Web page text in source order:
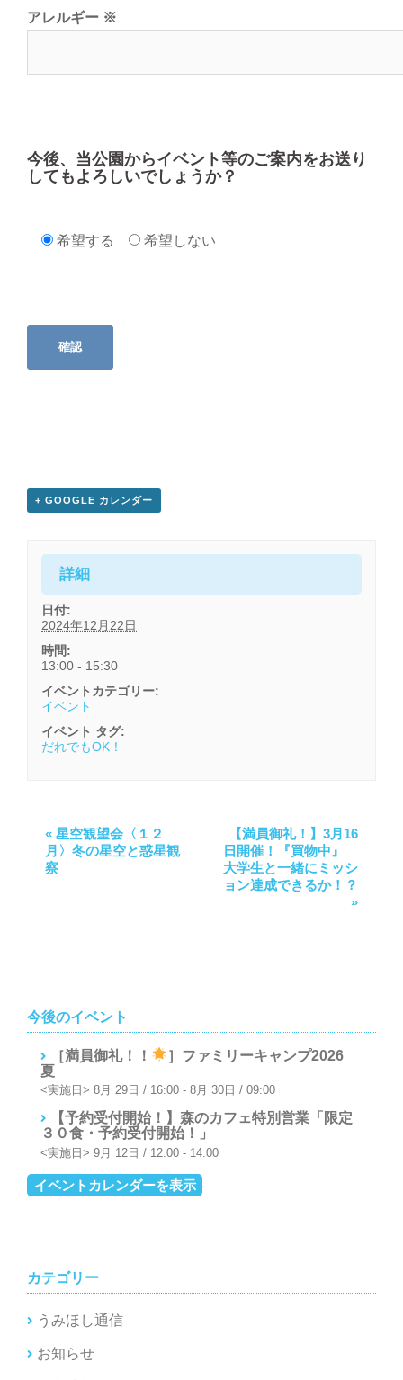
アレルギー ※
今後、当公園からイベント等のご案内をお送り
してもよろしいでしょうか？
希望する 希望しない
+ GOOGLE カレンダー
詳細
日付:
2024年12月22日
時間:
13:00 - 15:30
イベントカテゴリー:
イベント
イベント タグ:
だれでもOK！
« 星空観望会〈１２
月〉冬の星空と惑星観
察
【満員御礼！】3月16
日開催！『買物中』
大学生と一緒にミッシ
ョン達成できるか！？
»
今後のイベント
［満員御礼！！
］ファミリーキャンプ2026
夏
8月 29日 / 16:00 - 8月 30日 / 09:00
【予約受付開始！】森のカフェ特別営業「限定
３０食・予約受付開始！」
9月 12日 / 12:00 - 14:00
イベントカレンダーを表示
カテゴリー
うみほし通信
お知らせ